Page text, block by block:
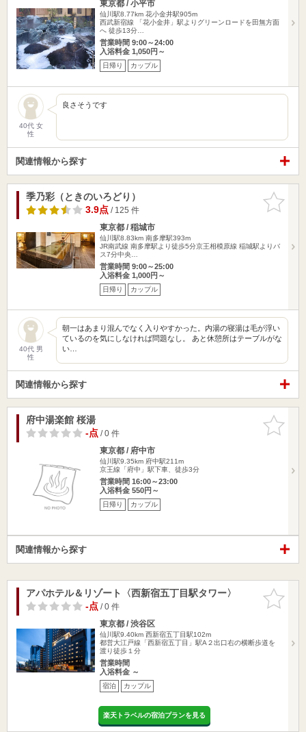
東京都 / 小平市
仙川駅8.77km 花小金井駅905m
西武新宿線 「花小金井」駅よりグリーンロードを田無方面
へ 徒歩13分…
営業時間 9:00～24:00
入浴料金 1,050円～
日帰り カップル
40代 女
性
良さそうです
関連情報から探す
お気に入
りに追加
季乃彩（ときのいろどり）
3.9点/ 125 件
東京都 / 稲城市
仙川駅8.83km 南多摩駅393m
JR南武線 南多摩駅より徒歩5分京王相模原線 稲城駅よりバ
ス7分中央…
営業時間 9:00～25:00
入浴料金 1,000円～
日帰り カップル
40代 男
性
朝一はあまり混んでなく入りやすかった。内湯の寝湯は毛が浮い
ているのを気にしなければ問題なし。 あと休憩所はテーブルがな
い…
関連情報から探す
お気に入
りに追加
府中湯楽館 桜湯
-点/ 0 件
東京都 / 府中市
仙川駅9.35km 府中駅211m
京王線「府中」駅下車、徒歩3分
営業時間 16:00～23:00
入浴料金 550円～
日帰り カップル
関連情報から探す
お気に入
りに追加
アパホテル＆リゾート〈西新宿五丁目駅タワー〉
-点/ 0 件
東京都 / 渋谷区
仙川駅9.40km 西新宿五丁目駅102m
都営大江戸線「西新宿五丁目」駅A２出口右の横断歩道を
渡り徒歩１分
営業時間
入浴料金 ～
宿泊 カップル
楽天トラベルの宿泊プランを見る